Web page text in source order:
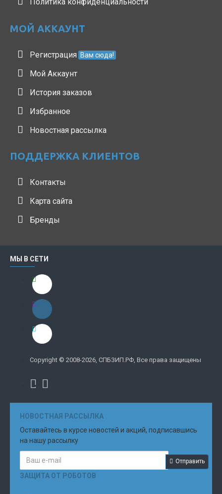
МОЙ АККАУНТ
Регистрация Вам сюда!
Мой Аккаунт
История заказов
Избранное
Новостная рассылка
ПОДДЕРЖКА КЛИЕНТОВ
Контакты
Карта сайта
Бренды
МЫ В СЕТИ
Copyright © 2008-2026, СПБЗИП.РФ, Все права защищены
НОВОСТНАЯ РАССЫЛКА
Оставайтесь в курсе новостей и акций, подписавшись
на нашу рассылку
Отправить
ЗАЩИТА ОТ РОБОТОВ